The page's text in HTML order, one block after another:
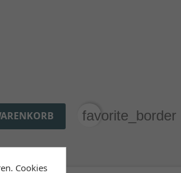
favorite_border
Cookies